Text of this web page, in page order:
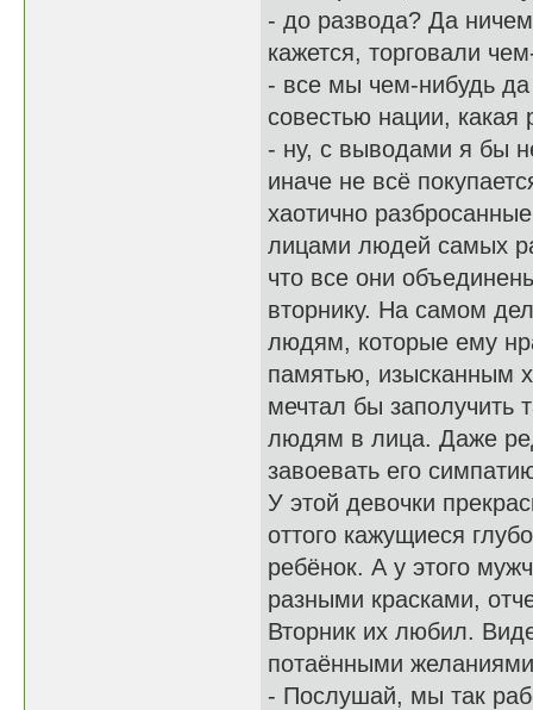
- до развода? Да
кажется, торговали
- все мы чем-нибудь
совестью нации,
- ну, с выводами я бы
иначе не всё
хаотично
лицами людей самых
что все они
вторнику. На самом
людям, которые ему
памятью, изысканным
мечтал бы заполучить
людям в лица. Даже
завоевать его
У этой девочки
оттого кажущиеся
ребёнок. А у этого
разными красками,
Вторник их любил.
потаёнными
- Послушай, мы так